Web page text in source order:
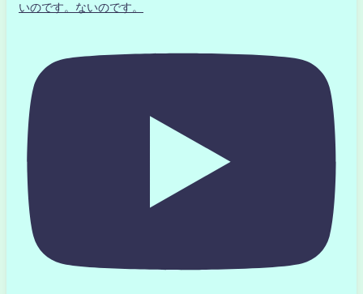
いのです。ないのです。